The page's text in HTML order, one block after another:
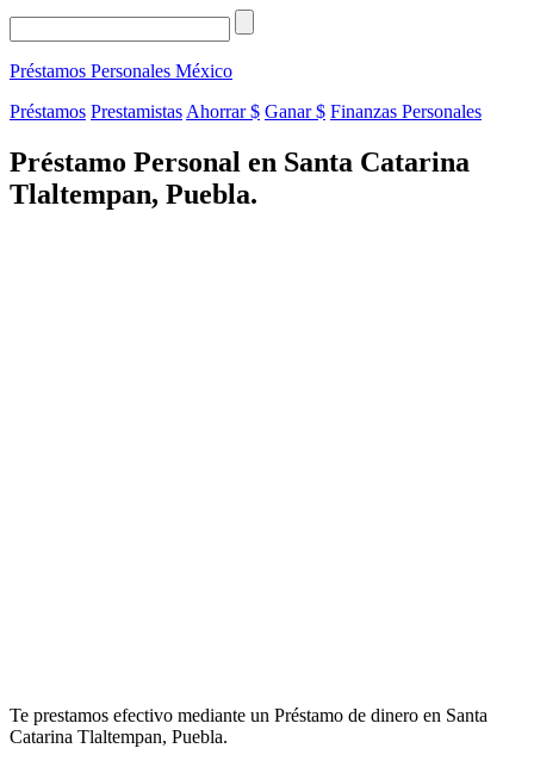
Préstamos Personales México
Préstamos Prestamistas Ahorrar $ Ganar $ Finanzas Personales
Préstamo Personal en Santa Catarina
Tlaltempan, Puebla.
Te prestamos efectivo mediante un Préstamo de dinero en Santa
Catarina Tlaltempan, Puebla.